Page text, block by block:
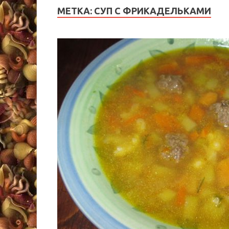
МЕТКА: СУП С ФРИКАДЕЛЬКАМИ